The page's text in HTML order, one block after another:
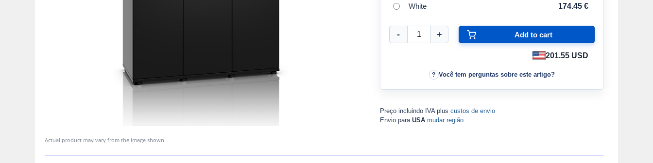
Actual product may vary from the image shown.
White
174.45 €
201.55 USD
Você tem perguntas sobre este artigo?
Preço incluindo IVA plus custos de envio
Envio para USA mudar região